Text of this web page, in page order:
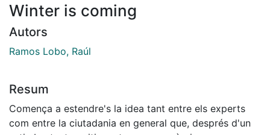
Winter is coming
Autors
Ramos Lobo, Raúl
Resum
Comença a estendre's la idea tant entre els experts
com entre la ciutadania en general que, després d'un